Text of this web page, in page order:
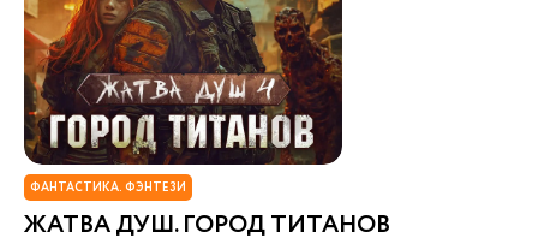
ФАНТАСТИКА. ФЭНТЕЗИ
ЖАТВА ДУШ. ГОРОД ТИТАНОВ